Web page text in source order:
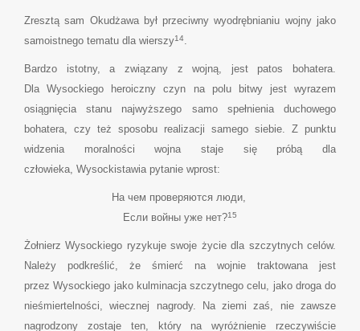
Zresztą sam Okudżawa był przeciwny wyodrębnianiu wojny jako
samoistnego tematu dla wierszy14.
Bardzo istotny, a związany z wojną, jest patos bohatera.
Dla Wysockiego heroiczny czyn na polu bitwy jest wyrazem
osiągnięcia stanu najwyższego samo spełnienia duchowego
bohatera, czy też sposobu realizacji samego siebie. Z punktu
widzenia moralności wojna staje się próbą dla
człowieka, Wysockistawia pytanie wprost:
На чем проверяются люди,
Если войны уже нет?15
Żołnierz Wysockiego ryzykuje swoje życie dla szczytnych celów.
Należy podkreślić, że śmierć na wojnie traktowana jest
przez Wysockiego jako kulminacja szczytnego celu, jako droga do
nieśmiertelności, wiecznej nagrody. Na ziemi zaś, nie zawsze
nagrodzony zostaje ten, który na wyróżnienie rzeczywiście